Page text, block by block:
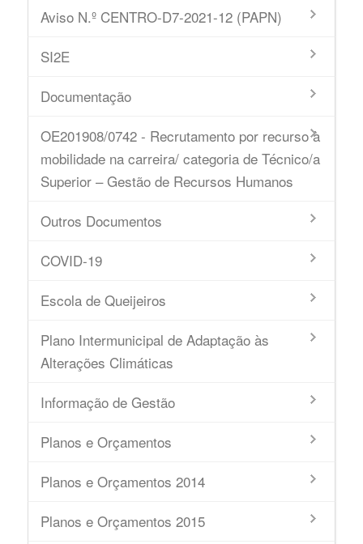
Aviso N.º CENTRO-D7-2021-12 (PAPN)
SI2E
Documentação
OE201908/0742 - Recrutamento por recurso à
mobilidade na carreira/ categoria de Técnico/a
Superior – Gestão de Recursos Humanos
Outros Documentos
COVID-19
Escola de Queijeiros
Plano Intermunicipal de Adaptação às
Alterações Climáticas
Informação de Gestão
Planos e Orçamentos
Planos e Orçamentos 2014
Planos e Orçamentos 2015